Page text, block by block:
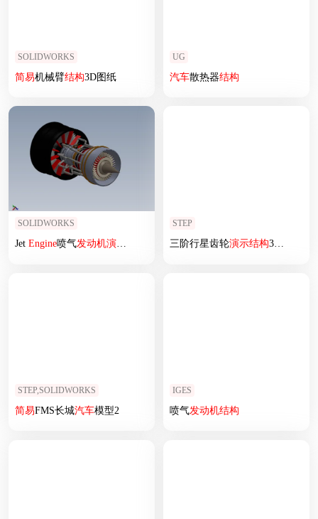
SOLIDWORKS
简易机械臂结构3D图纸
UG
汽车散热器结构
SOLIDWORKS
Jet Engine喷气发动机演示
STEP
三阶行星齿轮演示结构3D图纸 STEP格式
STEP,SOLIDWORKS
简易FMS长城汽车模型2
IGES
喷气发动机结构